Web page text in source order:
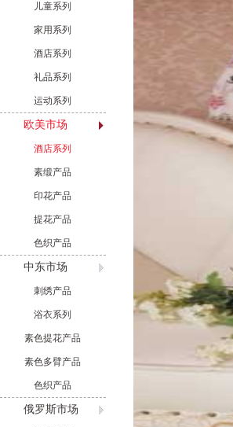
儿童系列
家用系列
酒店系列
礼品系列
运动系列
欧美市场
酒店系列
素缎产品
印花产品
提花产品
色织产品
中东市场
刺绣产品
浴衣系列
素色提花产品
素色多臂产品
色织产品
俄罗斯市场